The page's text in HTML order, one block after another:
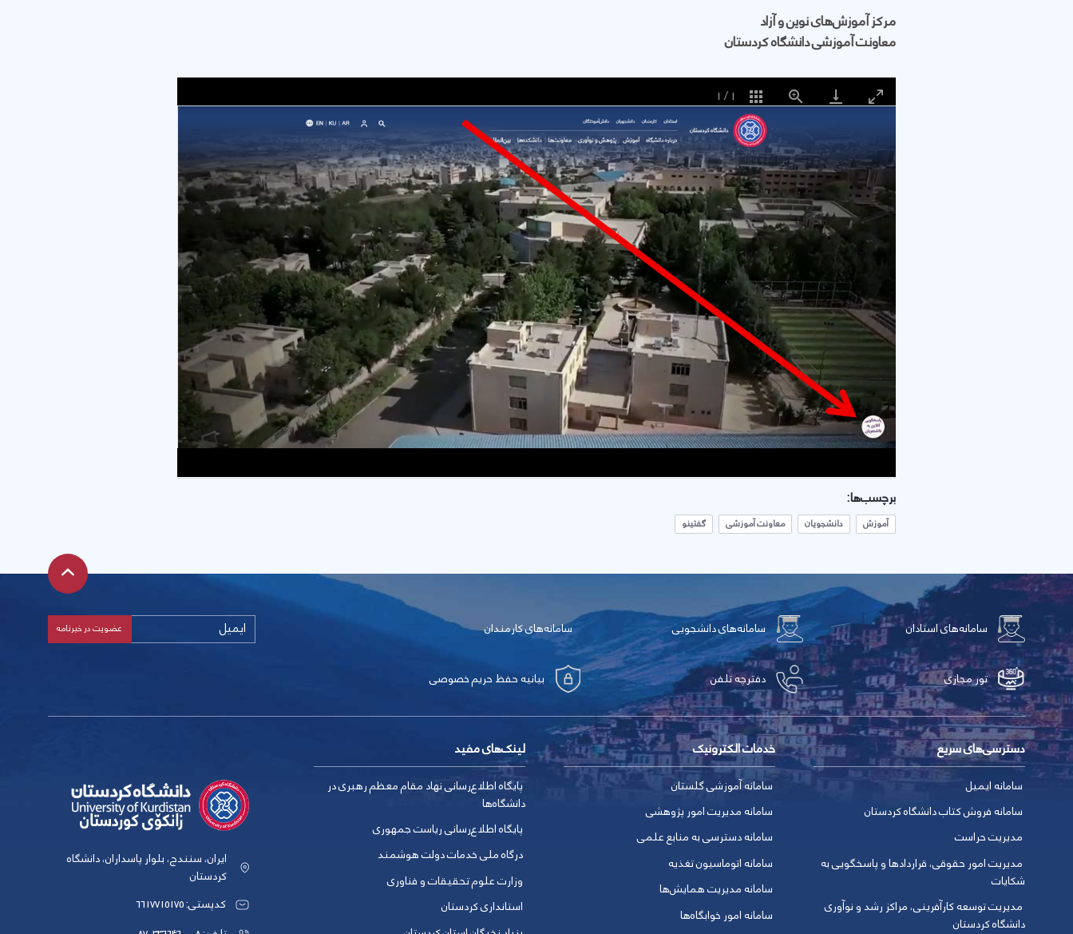
مرکز آموزش‌های نوین و آزاد
معاونت آموزشی دانشگاه کردستان
1
/
1
برچسب‌ها:
آموزش دانشجویان معاونت آموزشی گفتینو
سامانه‌های استادان سامانه‌های دانشجویی سامانه‌های کارمندان
تور مجازی دفترچه تلفن بیانیه حفظ حریم خصوصی
دسترسی‌های سریع
سامانه ایمیل
سامانه فروش کتاب دانشگاه کردستان
مدیریت حراست
مدیریت امور حقوقی، قراردادها و پاسخگویی به
شکایات
مدیریت توسعه کارآفرینی، مراکز رشد و نوآوری
دانشگاه کردستان
خدمات الکترونیک
سامانه آموزشی گلستان
سامانه مدیریت امور پژوهشی
سامانه دسترسی به منابع علمی
سامانه اتوماسیون تغذیه
سامانه مدیریت همایش‌ها
سامانه امور خوابگاه‌ها
لینک‌های مفید
پایگاه اطلاع‌رسانی نهاد مقام معظم رهبری در
دانشگاه‌ها
پایگاه اطلاع‌رسانی ریاست جمهوری
درگاه ملی خدمات دولت هوشمند
وزارت علوم تحقیقات و فناوری
استانداری کردستان
ایران، سنندج، بلوار پاسداران، دانشگاه
کردستان
کدپستی: 6617715175